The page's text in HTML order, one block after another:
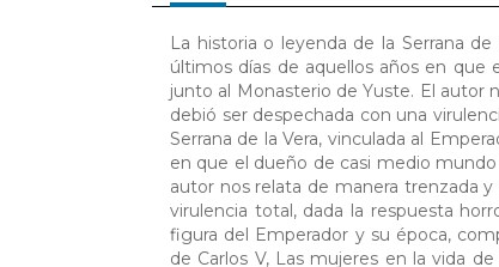
La historia o leyenda de la Serrana
últimos días de aquellos años en
junto al Monasterio de Yuste. El autor
debió ser despechada con una
Serrana de la Vera, vinculada al
en que el dueño de casi medio
autor nos relata de manera trenzada
virulencia total, dada la respuesta
figura del Emperador y su época,
de Carlos V, Las mujeres en la vida